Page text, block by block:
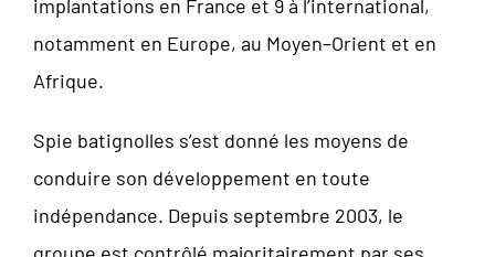
implantations en France et 9 à l’international,
notamment en Europe, au Moyen–Orient et en
Afrique.
Spie batignolles s’est donné les moyens de
conduire son développement en toute
indépendance. Depuis septembre 2003, le